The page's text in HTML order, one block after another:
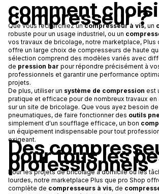
comment
compresseur ?
Que vous recherchiez uncompresseur à vis, un
robuste pour un usage industriel, ou un
vos travaux de bricolage, notre marketplace, Plus
offre un large choix de compresseurs de haute
sélection comprend des modèles variés avec
de pression bar pour répondre précisément à
professionnels et garantir une performance
projets.
De plus, utiliser un système de compression est
pratique et efficace pour de nombreux travaux en
sur un site de bricolage. Que vous ayez besoin
pneumatiques, de faire fonctionner des outils
simplement d'un soufflage efficace, un bon
un équipement indispensable pour tout
exigeant.
Des
pour tous les
professionnels
Pour les projets de bricolage à domicile ou les
lourdes, notre marketplace Plus que pro Shop
complète de compresseurs à vis, de